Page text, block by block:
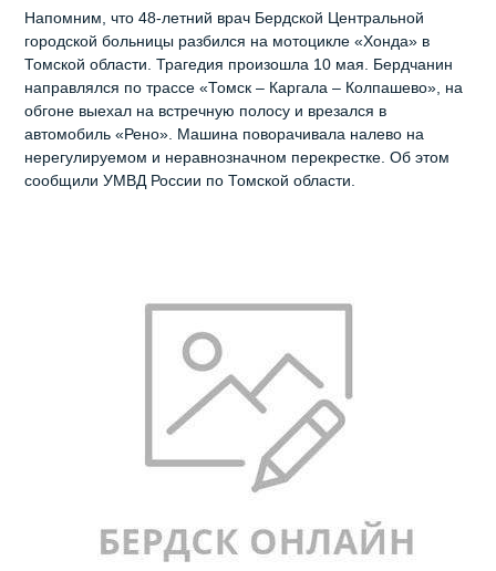
Напомним, что 48-летний врач Бердской Центральной
городской больницы разбился на мотоцикле «Хонда» в
Томской области. Трагедия произошла 10 мая. Бердчанин
направлялся по трассе «Томск – Каргала – Колпашево», на
обгоне выехал на встречную полосу и врезался в
автомобиль «Рено». Машина поворачивала налево на
нерегулируемом и неравнозначном перекрестке. Об этом
сообщили УМВД России по Томской области.